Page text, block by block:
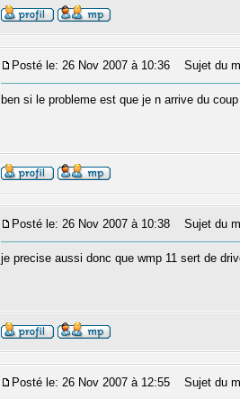
Posté le: 26 Nov 2007 à 10:36 Sujet du
ben si le probleme est que je n arrive du
Posté le: 26 Nov 2007 à 10:38 Sujet du
je precise aussi donc que wmp 11 sert de
Posté le: 26 Nov 2007 à 12:55 Sujet du